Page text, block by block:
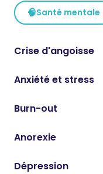
🧠Santé mentale
Crise d'angoisse
Anxiété et stress
Burn-out
Anorexie
Dépression